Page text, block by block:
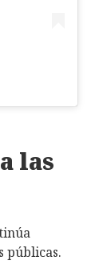
las
públicas.